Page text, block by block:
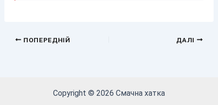
ПОПЕРЕДНІЙ ДАЛІ
Copyright © 2026 Смачна хатка